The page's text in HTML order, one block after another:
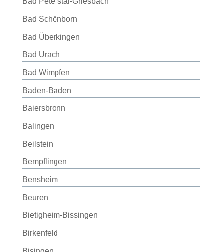
Bad Schönborn
Bad Überkingen
Bad Urach
Bad Wimpfen
Baden-Baden
Baiersbronn
Balingen
Beilstein
Bempflingen
Bensheim
Beuren
Bietigheim-Bissingen
Birkenfeld